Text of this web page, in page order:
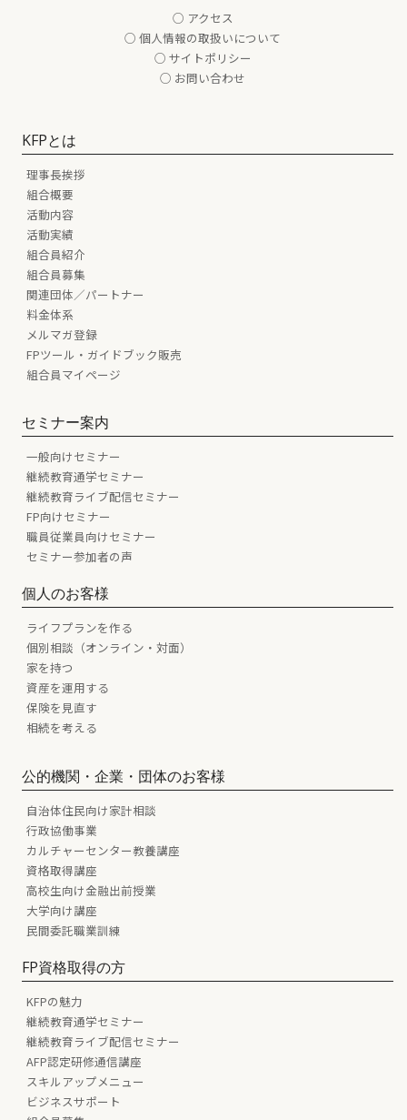
○ アクセス
○ 個人情報の取扱いについて
○ サイトポリシー
○ お問い合わせ
KFPとは
理事長挨拶
組合概要
活動内容
活動実績
組合員紹介
組合員募集
関連団体／パートナー
料金体系
メルマガ登録
FPツール・ガイドブック販売
組合員マイページ
セミナー案内
一般向けセミナー
継続教育通学セミナー
継続教育ライブ配信セミナー
FP向けセミナー
職員従業員向けセミナー
セミナー参加者の声
個人のお客様
ライフプランを作る
個別相談（オンライン・対面）
家を持つ
資産を運用する
保険を見直す
相続を考える
公的機関・企業・団体のお客様
自治体住民向け家計相談
行政協働事業
カルチャーセンター教養講座
資格取得講座
高校生向け金融出前授業
大学向け講座
民間委託職業訓練
FP資格取得の方
KFPの魅力
継続教育通学セミナー
継続教育ライブ配信セミナー
AFP認定研修通信講座
スキルアップメニュー
ビジネスサポート